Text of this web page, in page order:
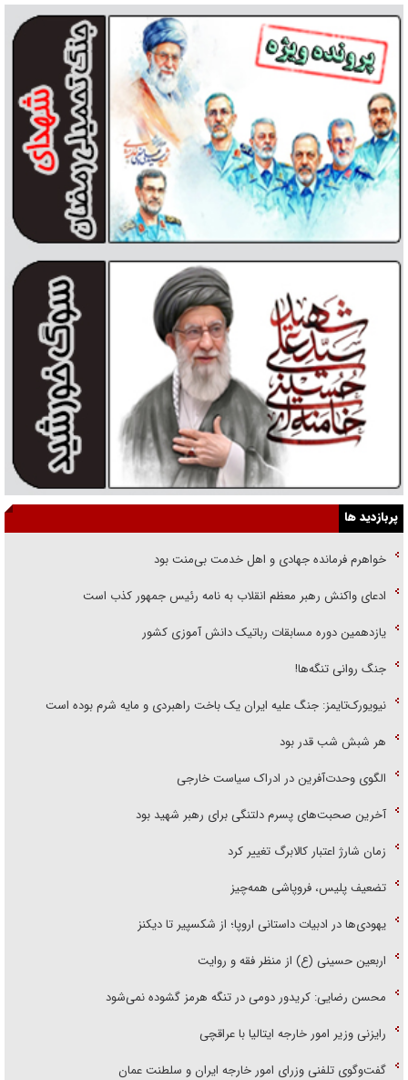
پربازدید ها
خواهرم فرمانده جهادی و اهل خدمت بی‌منت بود
ادعای واکنش رهبر معظم انقلاب به نامه رئیس جمهور کذب است
یازدهمین دوره مسابقات رباتیک دانش آموزی کشور
جنگ روانی تنگه‌ها!
نیویورک‌تایمز: جنگ علیه ایران یک باخت راهبردی و مایه شرم بوده است
هر شبش شب قدر بود
الگوی وحدت‌آفرین در ادراک سیاست خارجی
آخرین صحبت‌های پسرم دلتنگی برای رهبر شهید بود
زمان شارژ اعتبار کالابرگ تغییر کرد
تضعیف پلیس، فروپاشی همه‌چیز
یهودی‌ها در ادبیات داستانی اروپا؛ از شکسپیر تا دیکنز
اربعین حسینی (ع) از منظر فقه و روایت
محسن رضایی: کریدور دومی در تنگه هرمز گشوده نمی‌شود
رایزنی وزیر امور خارجه ایتالیا با عراقچی
گفت‌وگوی تلفنی وزرای امور خارجه ایران و سلطنت عمان